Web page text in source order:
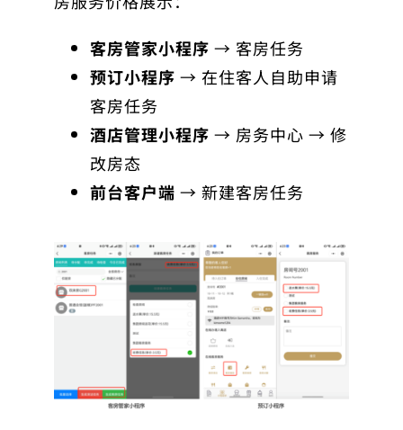
客房管家小程序 → 客房任务
预订小程序 → 在住客人自助申请
客房任务
酒店管理小程序 → 房务中心 → 修
改房态
前台客户端 → 新建客房任务